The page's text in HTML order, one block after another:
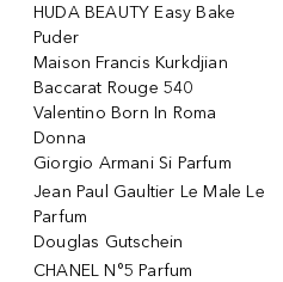
HUDA BEAUTY Easy Bake
Puder
Maison Francis Kurkdjian
Baccarat Rouge 540
Valentino Born In Roma
Donna
Giorgio Armani Si Parfum
Jean Paul Gaultier Le Male Le
Parfum
Douglas Gutschein
CHANEL N°5 Parfum